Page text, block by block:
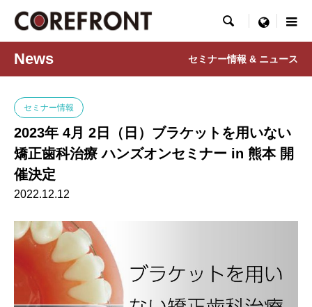
 menu
News セミナー情報 & ニュース
セミナー情報
2023年 4月 2日（日）ブラケットを用いない
矯正歯科治療 ハンズオンセミナー in 熊本 開
催決定
2022.12.12